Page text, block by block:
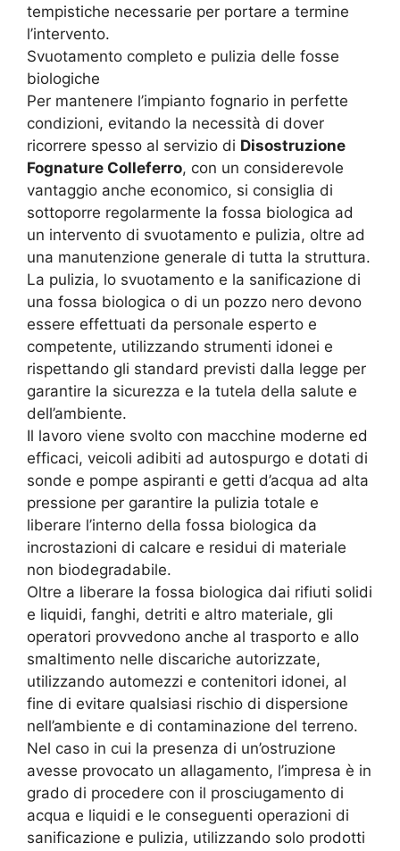
tempistiche necessarie per portare a termine
l’intervento.
Svuotamento completo e pulizia delle fosse
biologiche
Per mantenere l’impianto fognario in perfette
condizioni, evitando la necessità di dover
ricorrere spesso al servizio di Disostruzione
Fognature Colleferro, con un considerevole
vantaggio anche economico, si consiglia di
sottoporre regolarmente la fossa biologica ad
un intervento di svuotamento e pulizia, oltre ad
una manutenzione generale di tutta la struttura.
La pulizia, lo svuotamento e la sanificazione di
una fossa biologica o di un pozzo nero devono
essere effettuati da personale esperto e
competente, utilizzando strumenti idonei e
rispettando gli standard previsti dalla legge per
garantire la sicurezza e la tutela della salute e
dell’ambiente.
Il lavoro viene svolto con macchine moderne ed
efficaci, veicoli adibiti ad autospurgo e dotati di
sonde e pompe aspiranti e getti d’acqua ad alta
pressione per garantire la pulizia totale e
liberare l’interno della fossa biologica da
incrostazioni di calcare e residui di materiale
non biodegradabile.
Oltre a liberare la fossa biologica dai rifiuti solidi
e liquidi, fanghi, detriti e altro materiale, gli
operatori provvedono anche al trasporto e allo
smaltimento nelle discariche autorizzate,
utilizzando automezzi e contenitori idonei, al
fine di evitare qualsiasi rischio di dispersione
nell’ambiente e di contaminazione del terreno.
Nel caso in cui la presenza di un’ostruzione
avesse provocato un allagamento, l’impresa è in
grado di procedere con il prosciugamento di
acqua e liquidi e le conseguenti operazioni di
sanificazione e pulizia, utilizzando solo prodotti